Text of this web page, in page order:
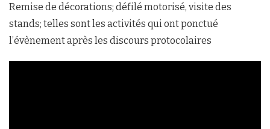
Remise de décorations; défilé motorisé, visite des
stands; telles sont les activités qui ont ponctué
l’évènement après les discours protocolaires